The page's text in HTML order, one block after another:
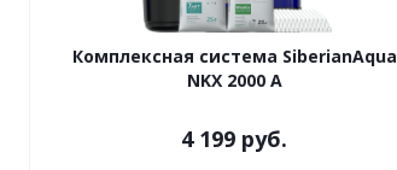
Комплексная система SiberianAqua
NKX 2000 A
4 199 руб.